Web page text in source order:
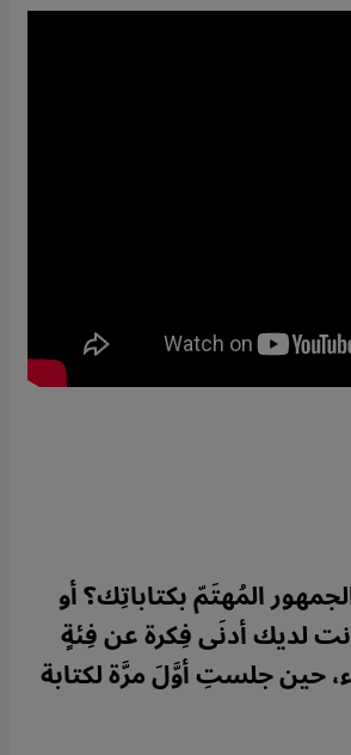
المُهتَمّ بكتاباتِك؟ أو
لديك أدنَى فِكرة عن فِئةٍ
حين جلستِ أوَّلَ مرَّة لكتابة